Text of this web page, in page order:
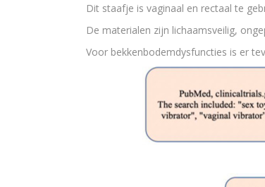
Dit staafje is vaginaal en rectaal te
De materialen zijn lichaamsveilig,
Voor bekkenbodemdysfuncties is er